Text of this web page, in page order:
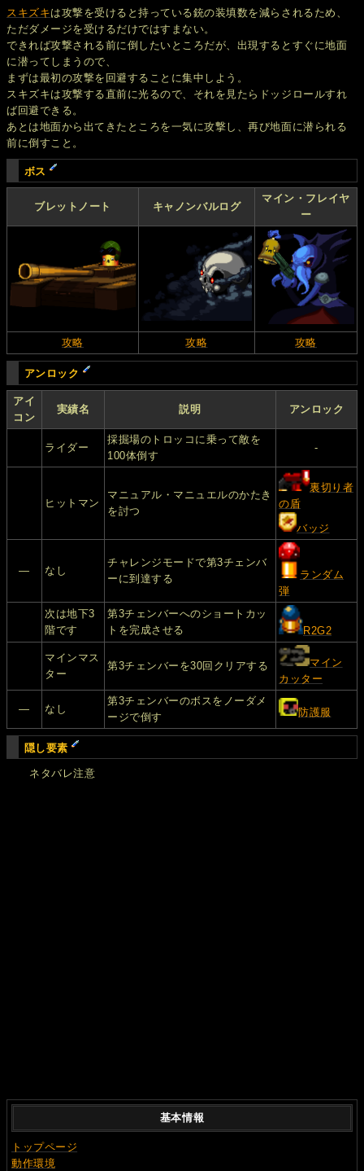
スキズキは攻撃を受けると持っている銃の装填数を減らされるため、
ただダメージを受けるだけではすまない。
できれば攻撃される前に倒したいところだが、出現するとすぐに地面
に潜ってしまうので、
まずは最初の攻撃を回避することに集中しよう。
スキズキは攻撃する直前に光るので、それを見たらドッジロールすれ
ば回避できる。
あとは地面から出てきたところを一気に攻撃し、再び地面に潜られる
前に倒すこと。
ボス
ブレットノート キャノンバルログ
マイン・フレイヤ
ー
攻略 攻略 攻略
アンロック
アイ
コン
実績名 説明 アンロック
ライダー
採掘場のトロッコに乗って敵を
100体倒す
-
ヒットマン
マニュアル・マニュエルのかたき
を討つ
裏切り者
の盾
バッジ
― なし
チャレンジモードで第3チェンバ
ーに到達する
ランダム
弾
次は地下3
階です
第3チェンバーへのショートカッ
トを完成させる
R2G2
マインマス
ター
第3チェンバーを30回クリアする
マイン
カッター
― なし
第3チェンバーのボスをノーダメ
ージで倒す
防護服
隠し要素
ネタバレ注意
基本情報
トップページ
動作環境